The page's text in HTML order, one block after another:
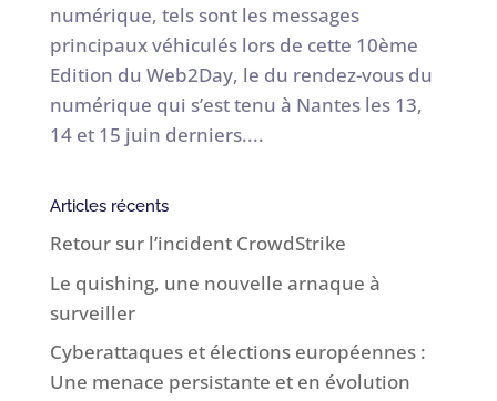
numérique, tels sont les messages
principaux véhiculés lors de cette 10ème
Edition du Web2Day, le du rendez-vous du
numérique qui s’est tenu à Nantes les 13,
14 et 15 juin derniers....
Articles récents
Retour sur l’incident CrowdStrike
Le quishing, une nouvelle arnaque à
surveiller
Cyberattaques et élections européennes :
Une menace persistante et en évolution